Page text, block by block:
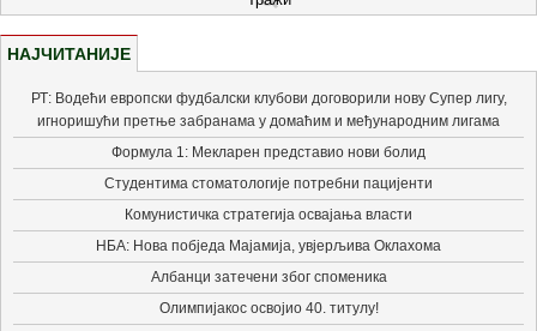
НАЈЧИТАНИЈЕ
РТ: Водећи европски фудбалски клубови договорили нову Супер лигу,
игноришући претње забранама у домаћим и међународним лигама
Формула 1: Мекларен представио нови болид
Студентима стоматологије потребни пацијенти
Комунистичка стратегија освајања власти
НБА: Нова побједа Мајамија, увјерљива Оклахома
Албанци затечени због споменика
Олимпијакос освојио 40. титулу!